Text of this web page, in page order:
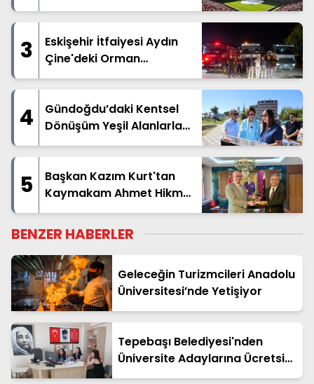
3
Eskişehir İtfaiyesi Aydın
Çine'deki Orman
Yangınına Destek İçin Yola
4
Gündoğdu’daki Kentsel
Dönüşüm Yeşil Alanlarla
Destekleniyor
5
Başkan Kazım Kurt'tan
Kaymakam Ahmet Hikmet
Şahin'e Ziyaret
BENZER HABERLER
Geleceğin Turizmcileri Anadolu
Üniversitesi’nde Yetişiyor
Tepebaşı Belediyesi'nden
Üniversite Adaylarına Ücretsiz
Tercih Desteği